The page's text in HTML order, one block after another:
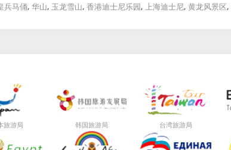
兵马俑, 华山, 玉龙雪山, 香港迪士尼乐园, 上海迪士尼, 黄龙风景区,
旅游局 韩国旅游局 台湾旅游局